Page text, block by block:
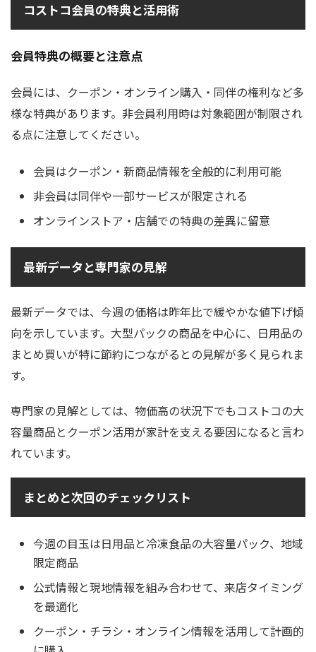
コストコ会員の特典と活用術
会員特典の概要と注意点
会員には、クーポン・オンライン購入・同伴の権利など多
様な特典があります。非会員利用時は対象範囲が制限され
る点に注意してください。
会員はクーポン・新商品情報を全般的に利用可能
非会員は同伴や一部サービスが限定される
オンラインストア・店舗での特典の差異に留意
最新データと専門家の見解
最新データでは、今週の価格は昨年比で緩やかな値下げ傾
向を示しています。大型パックの商品を中心に、日用品の
まとめ買いが特に節約につながるとの見解が多く見られま
す。
専門家の見解としては、物価高の状況下でもコストコの大
容量商品とクーポン活用が家計を支える要因になると言わ
れています。
まとめと次回のチェックリスト
今週の目玉は日用品と冷凍食品の大容量パック、地域
限定商品
公式情報と現地情報を組み合わせて、来店タイミング
を最適化
クーポン・チラシ・オンライン情報を活用して計画的